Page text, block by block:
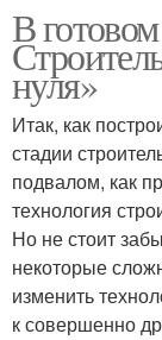
В
нуля»
Итак, как
стадии
подвалом, как
технология
Но не стоит
некоторые
изменить
к совершенно